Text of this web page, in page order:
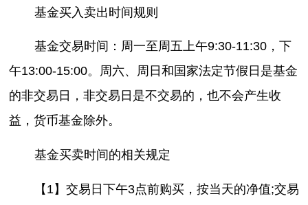
基金买入卖出时间规则
基金交易时间：周一至周五上午9:30-11:30，下
午13:00-15:00。周六、周日和国家法定节假日是基金
的非交易日，非交易日是不交易的，也不会产生收
益，货币基金除外。
基金买卖时间的相关规定
【1】交易日下午3点前购买，按当天的净值;交易